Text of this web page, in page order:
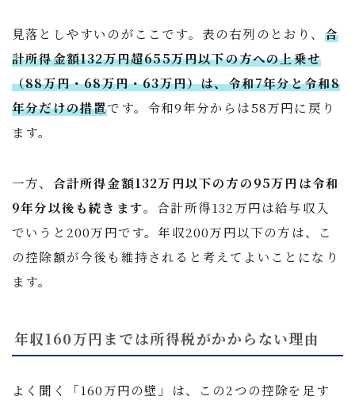
見落としやすいのがここです。表の右列のとおり、 合
計所得金額132万円超655万円以下の方への上乗せ
（88万円・68万円・63万円）は、令和7年分と令和8
年分だけの措置です。令和9年分からは58万円に戻り
ます。
一方、 合計所得金額132万円以下の方の95万円は令和
9年分以後も続きます。合計所得132万円は給与収入
でいうと200万円です。年収200万円以下の方は、こ
の控除額が今後も維持されると考えてよいことになり
ます。
年収160万円までは所得税がかからない理由
よく聞く「160万円の壁」は、この2つの控除を足す